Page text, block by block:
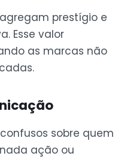
prestígio e
Esse valor
as marcas não
sobre quem
ação ou